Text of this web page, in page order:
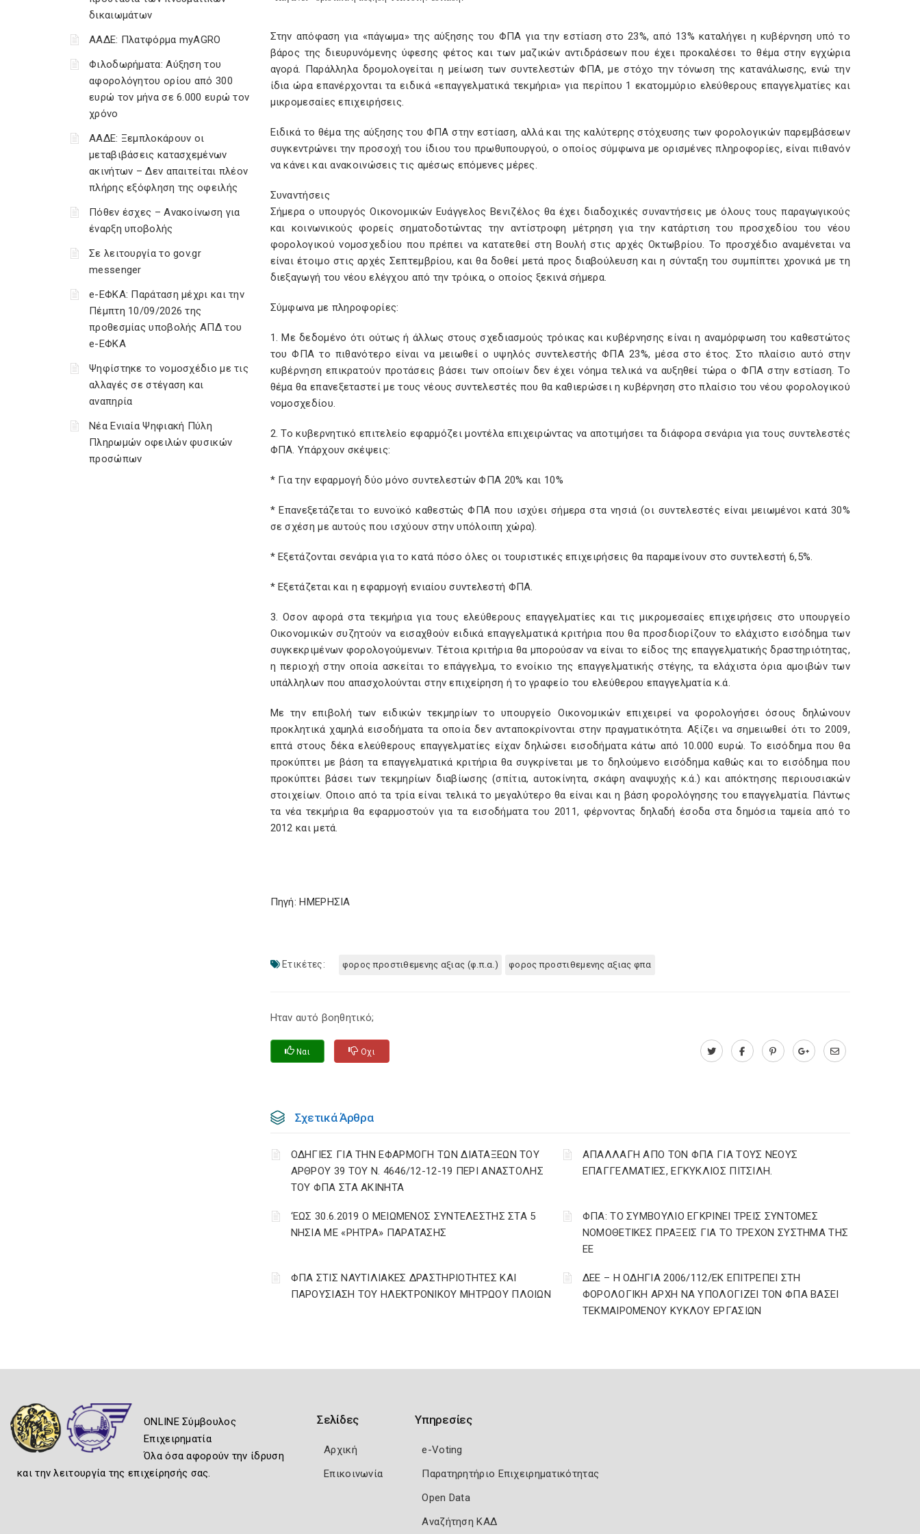
δικαιωμάτων
ΑΑΔΕ: Πλατφόρμα myAGRO
Φιλοδωρήματα: Αύξηση του
αφορολόγητου ορίου από 300
ευρώ τον μήνα σε 6.000 ευρώ τον
χρόνο
ΑΑΔΕ: Ξεμπλοκάρουν οι
μεταβιβάσεις κατασχεμένων
ακινήτων – Δεν απαιτείται πλέον
πλήρης εξόφληση της οφειλής
Πόθεν έσχες – Ανακοίνωση για
έναρξη υποβολής
Σε λειτουργία το gov.gr
messenger
e-ΕΦΚΑ: Παράταση μέχρι και την
Πέμπτη 10/09/2026 της
προθεσμίας υποβολής ΑΠΔ του
e-ΕΦΚΑ
Ψηφίστηκε το νομοσχέδιο με τις
αλλαγές σε στέγαση και
αναπηρία
Νέα Ενιαία Ψηφιακή Πύλη
Πληρωμών οφειλών φυσικών
προσώπων
Στην απόφαση για «πάγωμα» της αύξησης του ΦΠΑ για την εστίαση στο 23%, από 13% καταλήγει η κυβέρνηση υπό το
βάρος της διευρυνόμενης ύφεσης φέτος και των μαζικών αντιδράσεων που έχει προκαλέσει το θέμα στην εγχώρια
αγορά. Παράλληλα δρομολογείται η μείωση των συντελεστών ΦΠΑ, με στόχο την τόνωση της κατανάλωσης, ενώ την
ίδια ώρα επανέρχονται τα ειδικά «επαγγελματικά τεκμήρια» για περίπου 1 εκατομμύριο ελεύθερους επαγγελματίες και
μικρομεσαίες επιχειρήσεις.
Ειδικά το θέμα της αύξησης του ΦΠΑ στην εστίαση, αλλά και της καλύτερης στόχευσης των φορολογικών παρεμβάσεων
συγκεντρώνει την προσοχή του ίδιου του πρωθυπουργού, ο οποίος σύμφωνα με ορισμένες πληροφορίες, είναι πιθανόν
να κάνει και ανακοινώσεις τις αμέσως επόμενες μέρες.
Συναντήσεις
Σήμερα ο υπουργός Οικονομικών Ευάγγελος Βενιζέλος θα έχει διαδοχικές συναντήσεις με όλους τους παραγωγικούς
και κοινωνικούς φορείς σηματοδοτώντας την αντίστροφη μέτρηση για την κατάρτιση του προσχεδίου του νέου
φορολογικού νομοσχεδίου που πρέπει να κατατεθεί στη Βουλή στις αρχές Οκτωβρίου. Το προσχέδιο αναμένεται να
είναι έτοιμο στις αρχές Σεπτεμβρίου, και θα δοθεί μετά προς διαβούλευση και η σύνταξη του συμπίπτει χρονικά με τη
διεξαγωγή του νέου ελέγχου από την τρόικα, ο οποίος ξεκινά σήμερα.
Σύμφωνα με πληροφορίες:
1. Με δεδομένο ότι ούτως ή άλλως στους σχεδιασμούς τρόικας και κυβέρνησης είναι η αναμόρφωση του καθεστώτος
του ΦΠΑ το πιθανότερο είναι να μειωθεί ο υψηλός συντελεστής ΦΠΑ 23%, μέσα στο έτος. Στο πλαίσιο αυτό στην
κυβέρνηση επικρατούν προτάσεις βάσει των οποίων δεν έχει νόημα τελικά να αυξηθεί τώρα ο ΦΠΑ στην εστίαση. Το
θέμα θα επανεξεταστεί με τους νέους συντελεστές που θα καθιερώσει η κυβέρνηση στο πλαίσιο του νέου φορολογικού
νομοσχεδίου.
2. Το κυβερνητικό επιτελείο εφαρμόζει μοντέλα επιχειρώντας να αποτιμήσει τα διάφορα σενάρια για τους συντελεστές
ΦΠΑ. Υπάρχουν σκέψεις:
* Για την εφαρμογή δύο μόνο συντελεστών ΦΠΑ 20% και 10%
* Επανεξετάζεται το ευνοϊκό καθεστώς ΦΠΑ που ισχύει σήμερα στα νησιά (οι συντελεστές είναι μειωμένοι κατά 30%
σε σχέση με αυτούς που ισχύουν στην υπόλοιπη χώρα).
* Εξετάζονται σενάρια για το κατά πόσο όλες οι τουριστικές επιχειρήσεις θα παραμείνουν στο συντελεστή 6,5%.
* Εξετάζεται και η εφαρμογή ενιαίου συντελεστή ΦΠΑ.
3. Οσον αφορά στα τεκμήρια για τους ελεύθερους επαγγελματίες και τις μικρομεσαίες επιχειρήσεις στο υπουργείο
Οικονομικών συζητούν να εισαχθούν ειδικά επαγγελματικά κριτήρια που θα προσδιορίζουν το ελάχιστο εισόδημα των
συγκεκριμένων φορολογούμενων. Τέτοια κριτήρια θα μπορούσαν να είναι το είδος της επαγγελματικής δραστηριότητας,
η περιοχή στην οποία ασκείται το επάγγελμα, το ενοίκιο της επαγγελματικής στέγης, τα ελάχιστα όρια αμοιβών των
υπάλληλων που απασχολούνται στην επιχείρηση ή το γραφείο του ελεύθερου επαγγελματία κ.ά.
Με την επιβολή των ειδικών τεκμηρίων το υπουργείο Οικονομικών επιχειρεί να φορολογήσει όσους δηλώνουν
προκλητικά χαμηλά εισοδήματα τα οποία δεν ανταποκρίνονται στην πραγματικότητα. Αξίζει να σημειωθεί ότι το 2009,
επτά στους δέκα ελεύθερους επαγγελματίες είχαν δηλώσει εισοδήματα κάτω από 10.000 ευρώ. Το εισόδημα που θα
προκύπτει με βάση τα επαγγελματικά κριτήρια θα συγκρίνεται με το δηλούμενο εισόδημα καθώς και το εισόδημα που
προκύπτει βάσει των τεκμηρίων διαβίωσης (σπίτια, αυτοκίνητα, σκάφη αναψυχής κ.ά.) και απόκτησης περιουσιακών
στοιχείων. Οποιο από τα τρία είναι τελικά το μεγαλύτερο θα είναι και η βάση φορολόγησης του επαγγελματία. Πάντως
τα νέα τεκμήρια θα εφαρμοστούν για τα εισοδήματα του 2011, φέρνοντας δηλαδή έσοδα στα δημόσια ταμεία από το
2012 και μετά.
Πηγή: ΗΜΕΡΗΣΙΑ
Ετικέτες: φορος προστιθεμενης αξιας (φ.π.α.) φορος προστιθεμενης αξιας φπα
Ηταν αυτό βοηθητικό;
Ναι Οχι
Σχετικά Άρθρα
ΟΔΗΓΙΕΣ ΓΙΑ ΤΗΝ ΕΦΑΡΜΟΓΗ ΤΩΝ ΔΙΑΤΑΞΕΩΝ ΤΟΥ
ΑΡΘΡΟΥ 39 ΤΟΥ Ν. 4646/12-12-19 ΠΕΡΙ ΑΝΑΣΤΟΛΗΣ
ΤΟΥ ΦΠΑ ΣΤΑ ΑΚΙΝΗΤΑ
ΑΠΑΛΛΑΓΗ ΑΠΟ ΤΟΝ ΦΠΑ ΓΙΑ ΤΟΥΣ ΝΕΟΥΣ
ΕΠΑΓΓΕΛΜΑΤΙΕΣ, ΕΓΚΥΚΛΙΟΣ ΠΙΤΣΙΛΗ.
‘ΕΩΣ 30.6.2019 Ο ΜΕΙΩΜΕΝΟΣ ΣΥΝΤΕΛΕΣΤΗΣ ΣΤΑ 5
ΝΗΣΙΑ ΜΕ «ΡΗΤΡΑ» ΠΑΡΑΤΑΣΗΣ
ΦΠΑ: ΤΟ ΣΥΜΒΟΥΛΙΟ ΕΓΚΡΙΝΕΙ ΤΡΕΙΣ ΣΥΝΤΟΜΕΣ
ΝΟΜΟΘΕΤΙΚΕΣ ΠΡΑΞΕΙΣ ΓΙΑ ΤΟ ΤΡΕΧΟΝ ΣΥΣΤΗΜΑ ΤΗΣ
ΕΕ
ΦΠΑ ΣΤΙΣ ΝΑΥΤΙΛΙΑΚΕΣ ΔΡΑΣΤΗΡΙΟΤΗΤΕΣ ΚΑΙ
ΠΑΡΟΥΣΙΑΣΗ ΤΟΥ ΗΛΕΚΤΡΟΝΙΚΟΥ ΜΗΤΡΩΟΥ ΠΛΟΙΩΝ
ΔΕΕ – Η ΟΔΗΓΙΑ 2006/112/ΕΚ ΕΠΙΤΡΕΠΕΙ ΣΤΗ
ΦΟΡΟΛΟΓΙΚΗ ΑΡΧΗ ΝΑ ΥΠΟΛΟΓΙΖΕΙ ΤΟΝ ΦΠΑ ΒΑΣΕΙ
ΤΕΚΜΑΙΡΟΜΕΝΟΥ ΚΥΚΛΟΥ ΕΡΓΑΣΙΩΝ
ONLINE Σύμβουλος
Επιχειρηματία
Όλα όσα αφορούν την ίδρυση
και την λειτουργία της επιχείρησής σας.
Σελίδες
Αρχική
Επικοινωνία
Υπηρεσίες
e-Voting
Παρατηρητήριο Επιχειρηματικότητας
Open Data
Αναζήτηση ΚΑΔ